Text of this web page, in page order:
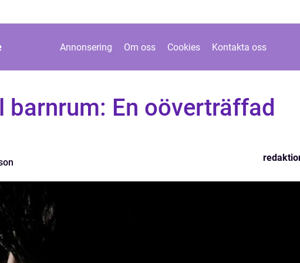
Annonsering Om oss Cookies Kontakta oss
barnrum: En oöverträffad